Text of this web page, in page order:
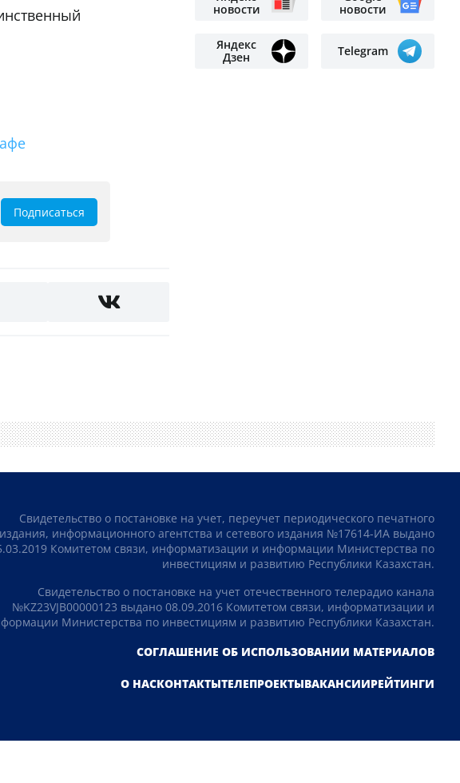
Подписаться
новости
новости
Яндекс
Дзен
Telegram
Свидетельство о постановке на учет, переучет периодического печатного
издания, информационного агентства и сетевого издания №17614-ИА выдано
Комитетом связи, информатизации и информации Министерства по
инвестициям и развитию Республики Казахстан.
Свидетельство о постановке на учет отечественного телерадио канала
№KZ23VJB00000123 выдано 08.09.2016 Комитетом связи, информатизации и
Министерства по инвестициям и развитию Республики Казахстан.
СОГЛАШЕНИЕ ОБ ИСПОЛЬЗОВАНИИ МАТЕРИАЛОВ
О НАСКОНТАКТЫТЕЛЕПРОЕКТЫВАКАНСИИРЕЙТИНГИ